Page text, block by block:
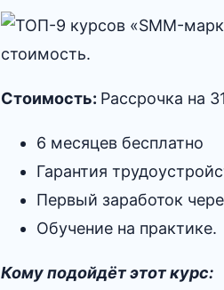
Стоимость: Рассрочка на
6 месяцев бесплатно
Гарантия
Первый заработок
Обучение на практике.
Кому подойдёт этот курс: